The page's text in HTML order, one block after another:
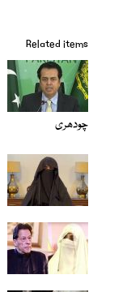
Related items
چودھری